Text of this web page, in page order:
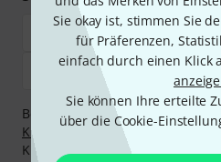
Sie okay ist, stimmen Sie
für Präferenzen,
einfach durch einen Klick
Sie können Ihre erteilte
über die Cookie-
Bezahlen Sie vertraulich und
Klarna Sofort bezahlen,Klarna
Kreditkarte.